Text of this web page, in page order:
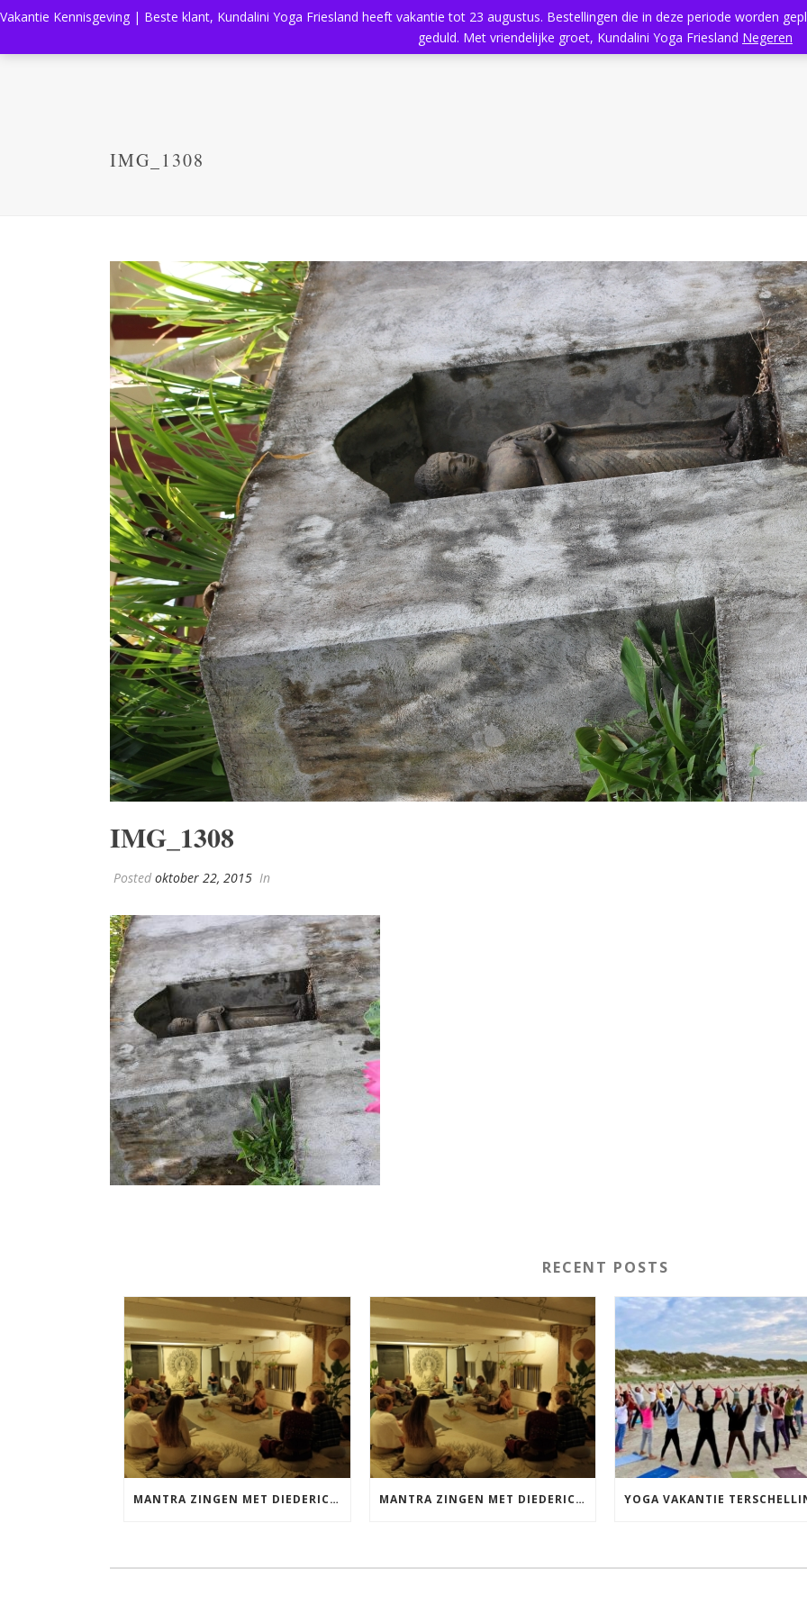
Aanbod Kundalini Yoga Massage Rooster
IMG_1308
IMG_1308
Posted oktober 22, 2015 In
RECENT POSTS
MANTRA ZINGEN MET DIEDERICK VRIJDAG 25 SEPTEMBER EN 20 NOVEMBER MANTRA ZINGEN MET DIEDERICK IN LEEUWARDEN VRIJDAG 12 JUNI KIRTAN
Vakantie Kennisgeving | Beste klant, Kundalini Yoga Friesland heeft vakantie tot 23 augustus. Bestellingen die in deze periode worden
geduld. Met vriendelijke groet, Kundalini Yoga Friesland Negeren